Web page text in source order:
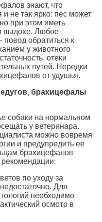
знают, что
не так ярко: пес может
при этом иметь
выдохе. Любое
обратиться к
у животного
отеки
путей. Нередки
от удушья.
брахицефалы
собаки на нормальном
у ветеринара.
можно вовремя
и предупредить ее
брахицефалов
по уходу за
Для
необходимо
осмотр в